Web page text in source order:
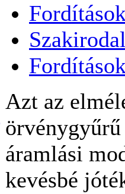
Azt az
áramlási
kevésbé